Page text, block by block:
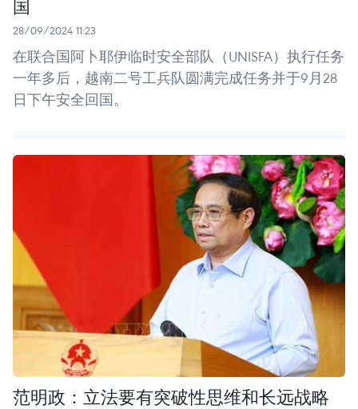
国
28/09/2024 11:23
在联合国阿卜耶伊临时安全部队（UNISFA）执行任务
一年多后，越南二号工兵队圆满完成任务并于9月28
日下午安全回国。
范明政：立法要有突破性思维和长远战略